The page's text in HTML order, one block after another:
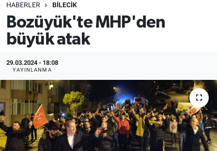
HABERLER BILECIK
Bozüyük'te MHP'den
büyük atak
29.03.2024 - 18:08
YAYINLANMA
Gündem
Türkiye
Dünya
Sağlık
Alış-Veriş/İş dünyası
Eskişehirspor Arşivi
Eskişehir Arşivi
Röportaj
Ekonomi
Kültür Sanat
Politika
Süper Lig Puan Durumu ve Fikstür
Tüm Manşetler
Son Dakika Haberleri
Haber Arşivi